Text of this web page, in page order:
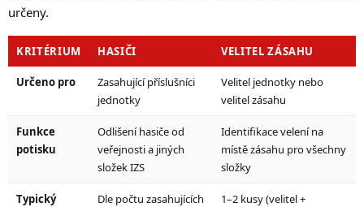
určeny.
KRITÉRIUM HASIČI VELITEL ZÁSAHU
Určeno pro
Zasahující příslušníci
jednotky
Velitel jednotky nebo
velitel zásahu
Funkce
potisku
Odlišení hasiče od
veřejnosti a jiných
složek IZS
Identifikace velení na
místě zásahu pro všechny
složky
Typický
Dle počtu zasahujících
1–2 kusy (velitel +